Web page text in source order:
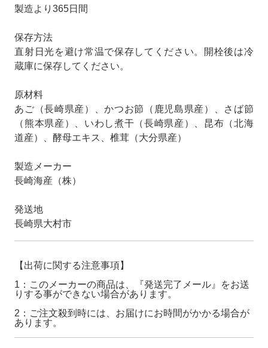
製造より365日間
保存方法
直射日光を避け常温で保存してください。開栓後は冷
蔵庫に保存してください。
原材料
あご（長崎県産）、かつお節（鹿児島県産）、さば節
（熊本県産）、いわし煮干（長崎県産）、昆布（北海
道産）、酵母エキス、椎茸（大分県産）
製造メーカー
長崎海産（株）
発送地
長崎県大村市
【出荷に関する注意事項】
1：このメーカーの商品は、『発送完了メール』をお送
りする事ができない場合があります。
2：ご注文殺到時には、お届けにお時間がかかる場合が
あります。